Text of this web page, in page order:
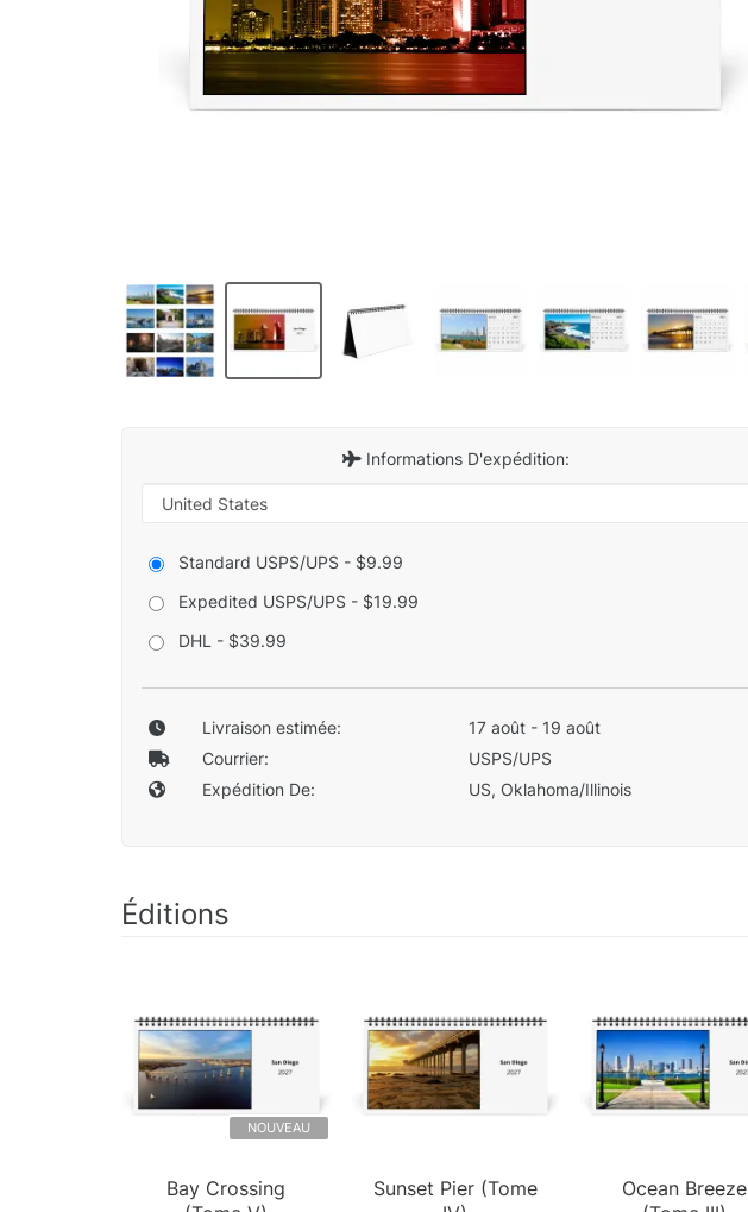
Informations D'expédition:
Standard USPS/UPS - $9.99
Expedited USPS/UPS - $19.99
DHL - $39.99
Livraison estimée:
17 août - 19 août
Courrier:
USPS/UPS
Expédition De:
US, Oklahoma/Illinois
Éditions
NOUVEAU
Bay Crossing
Sunset Pier (Tome
Ocean Breeze